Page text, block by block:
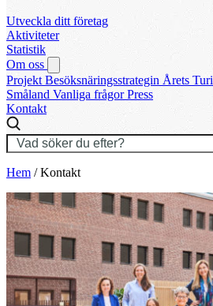
Utveckla ditt företag
Aktiviteter
Statistik
Om oss
Projekt Besöksnäringsstrategin Årets
Småland Vanliga frågorPress
Kontakt
Hem /Kontakt